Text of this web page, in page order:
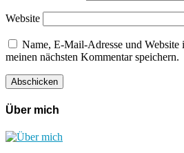
Website
Name, E-Mail-Adresse und Website
meinen nächsten Kommentar speichern.
Über mich